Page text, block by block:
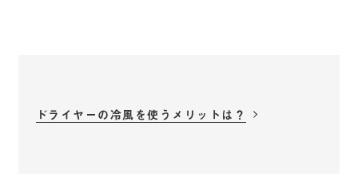
ドライヤーの冷風を使うメリットは？